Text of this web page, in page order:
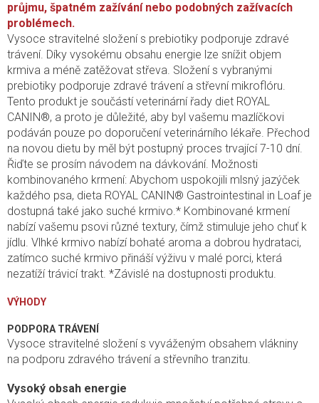
průjmu, špatném zažívání nebo podobných zažívacích
problémech.
Vysoce stravitelné složení s prebiotiky podporuje zdravé
trávení. Díky vysokému obsahu energie lze snížit objem
krmiva a méně zatěžovat střeva. Složení s vybranými
prebiotiky podporuje zdravé trávení a střevní mikroflóru.
Tento produkt je součástí veterinární řady diet ROYAL
CANIN®, a proto je důležité, aby byl vašemu mazlíčkovi
podáván pouze po doporučení veterinárního lékaře. Přechod
na novou dietu by měl být postupný proces trvající 7-10 dní.
Řiďte se prosím návodem na dávkování. Možnosti
kombinovaného krmení: Abychom uspokojili mlsný jazýček
každého psa, dieta ROYAL CANIN® Gastrointestinal in Loaf je
dostupná také jako suché krmivo.* Kombinované krmení
nabízí vašemu psovi různé textury, čímž stimuluje jeho chuť k
jídlu. Vlhké krmivo nabízí bohaté aroma a dobrou hydrataci,
zatímco suché krmivo přináší výživu v malé porci, která
nezatíží trávicí trakt. *Závislé na dostupnosti produktu.
VÝHODY
PODPORA TRÁVENÍ
Vysoce stravitelné složení s vyváženým obsahem vlákniny
na podporu zdravého trávení a střevního tranzitu.
Vysoký obsah energie